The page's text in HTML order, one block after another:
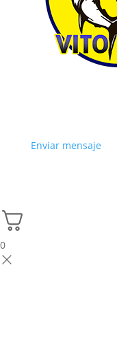
Enviar mensaje
0